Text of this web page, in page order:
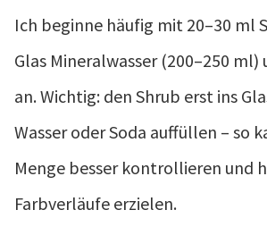
Ich beginne häufig mit 20–30 ml
Glas Mineralwasser (200–250 ml)
an. Wichtig: den Shrub erst ins
Wasser oder Soda auffüllen – so
Menge besser kontrollieren und
Farbverläufe erzielen.